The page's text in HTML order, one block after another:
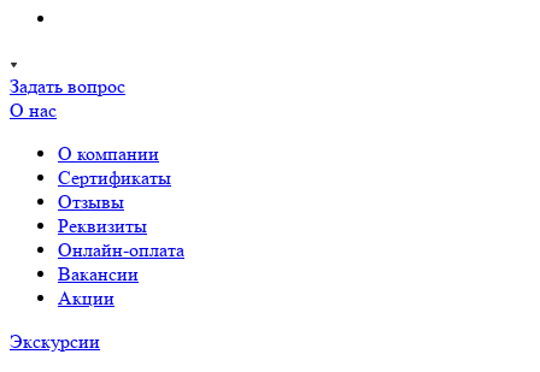
Задать вопрос
О нас
О компании
Сертификаты
Отзывы
Реквизиты
Онлайн-оплата
Вакансии
Акции
Экскурсии